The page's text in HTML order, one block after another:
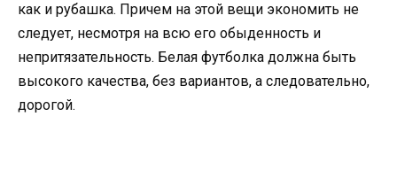
как и рубашка. Причем на этой вещи экономить не
следует, несмотря на всю его обыденность и
непритязательность. Белая футболка должна быть
высокого качества, без вариантов, а следовательно,
дорогой.